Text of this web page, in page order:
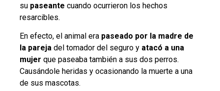
su paseante cuando ocurrieron los hechos
resarcibles.
En efecto, el animal era paseado por la madre de
la pareja del tomador del seguro y atacó a una
mujer que paseaba también a sus dos perros.
Causándole heridas y ocasionando la muerte a una
de sus mascotas.